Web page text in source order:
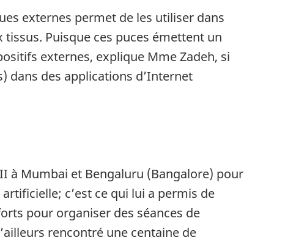
externes permet de les utiliser dans
Puisque ces puces émettent un
externes, explique Mme Zadeh, si
dans des applications d’Internet
à Mumbai et Bengaluru (Bangalore) pour
c’est ce qui lui a permis de
pour organiser des séances de
rencontré une centaine de